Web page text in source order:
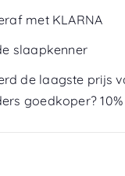
met KLARNA
slaapkenner
de laagste prijs
goedkoper?